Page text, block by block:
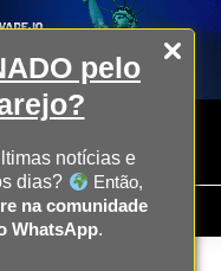
pelo
notícias e
dias?
Então,
na comunidade
WhatsApp.